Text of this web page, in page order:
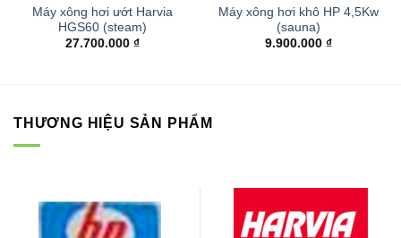
Máy xông hơi ướt Harvia
HGS60 (steam)
27.700.000 ₫
Máy xông hơi khô HP 4,5Kw
(sauna)
9.900.000 ₫
THƯƠNG HIỆU SẢN PHẨM